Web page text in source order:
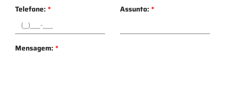
Telefone:* Assunto:*
Mensagem:*